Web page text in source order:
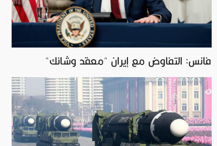
فانس: التفاوض مع إيران "معقد وشائك"